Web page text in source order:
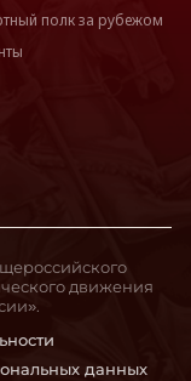
полк за рубежом
данных
движения